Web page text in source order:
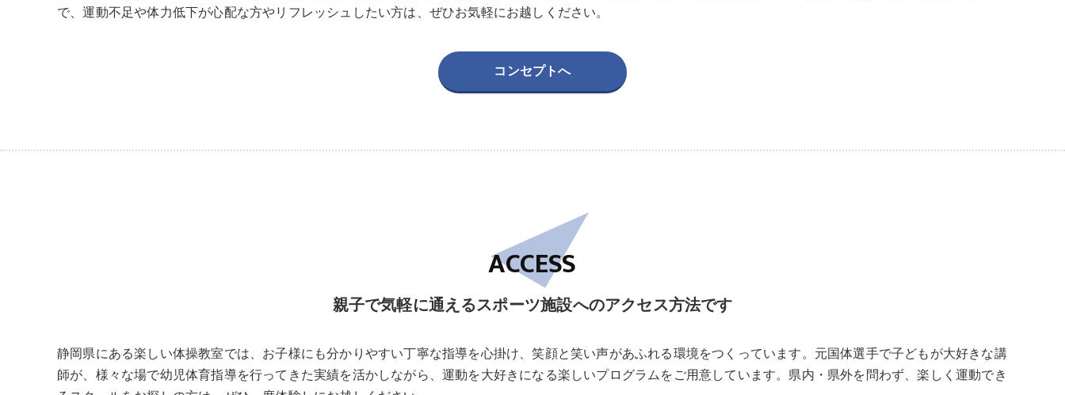
で、運動不足や体力低下が心配な方やリフレッシュしたい方は、ぜひお気軽にお越しください。
コンセプトへ
親子で気軽に通えるスポーツ施設へのアクセス方法です
ACCESS
静岡県にある楽しい体操教室では、お子様にも分かりやすい丁寧な指導を心掛け、笑顔と笑い声があふれる環境をつくっています。元国体選手で子どもが大好きな講
師が、様々な場で幼児体育指導を行ってきた実績を活かしながら、運動を大好きになる楽しいプログラムをご用意しています。県内・県外を問わず、楽しく運動でき